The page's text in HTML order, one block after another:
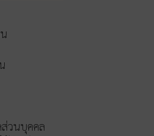
ส่วนบุคคล